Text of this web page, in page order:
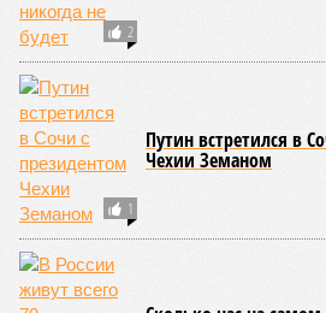
технологий во главе с доктором
Екатериной Храмеевой
жизни человека. Вернее, каким бы
исключить из уравнения все
числе и соматические мутации.
Итак, пишет в своей разошедшейся
аудиторию публикации New York
York Post, а не отечественные
средним показателем было бы
29 921 год. Неплохо: одному-
можно было бы застать сразу